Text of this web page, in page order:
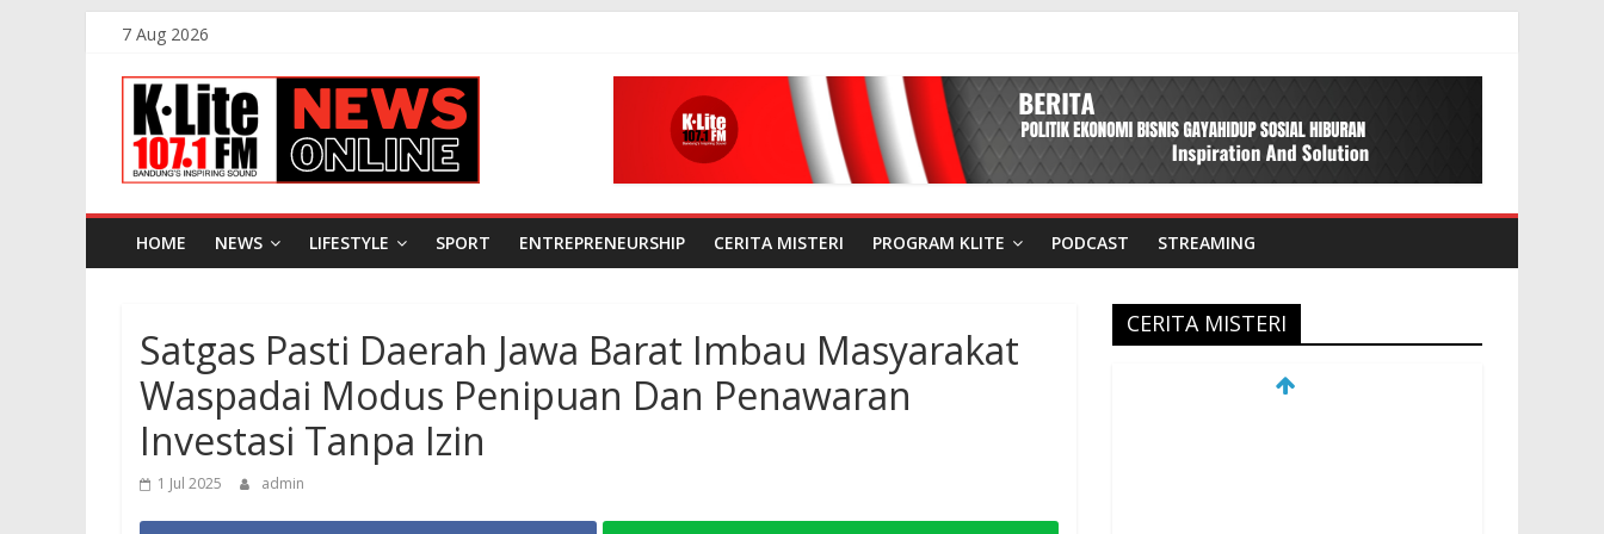
Skip
content
7 Aug 2026
K-
Lite
FM
Online
News
HOME NEWS LIFESTYLE SPORT ENTREPRENEURSHIP CERITA MISTERI PROGRAM KLITE PODCAST STREAMING
Satgas Pasti Daerah Jawa Barat Imbau Masyarakat
Waspadai Modus Penipuan Dan Penawaran
Investasi Tanpa Izin
1 Jul 2025 admin
CERITA MISTERI